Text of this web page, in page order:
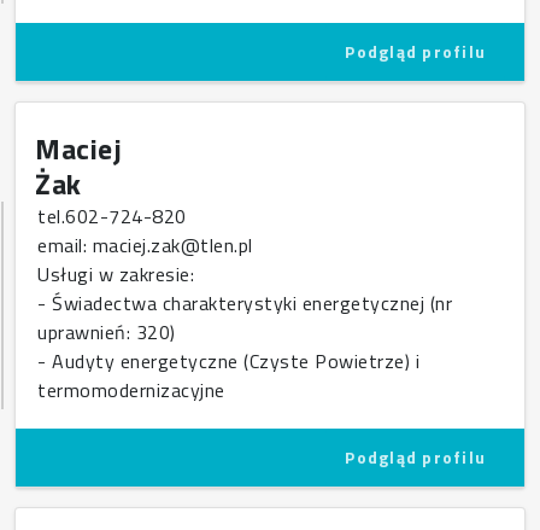
Podgląd profilu
Maciej
Żak
tel.602-724-820
email: maciej.zak@tlen.pl
Usługi w zakresie:
- Świadectwa charakterystyki energetycznej (nr
uprawnień: 320)
- Audyty energetyczne (Czyste Powietrze) i
termomodernizacyjne
Podgląd profilu